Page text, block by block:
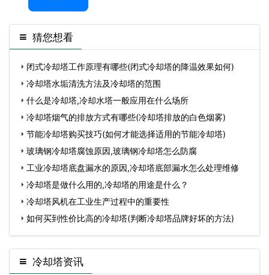
猜您想看
闭式冷却塔工作原理有哪些(闭式冷却塔的降温效果如何)
冷却塔水垢清洗方法及冷却塔的范围
什么是冷却塔,冷却水塔一般应用在什么场所
冷却塔烟气的排放方式有哪些(冷却塔排放的白色烟雾)
节能冷却塔购买技巧(如何才能选择适用的节能冷却塔)
玻璃钢冷却塔腐蚀原因,玻璃钢冷却塔怎么防腐
工业冷却塔底盘漏水的原因,冷却塔底部漏水怎么处理维修
冷却塔是做什么用的,冷却塔的用途是什么？
冷却塔风机在工业生产过程中的重要性
如何买到性价比高的冷却塔(判断冷却塔品牌好坏的方法)
冷却塔资讯